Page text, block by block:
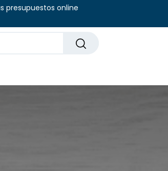
tus presupuestos online